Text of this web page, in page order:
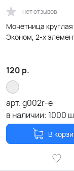
нет отзывов
Монетница
Эконом, 2-х
120 р.
арт.g002r-e
в наличии: 1000
В